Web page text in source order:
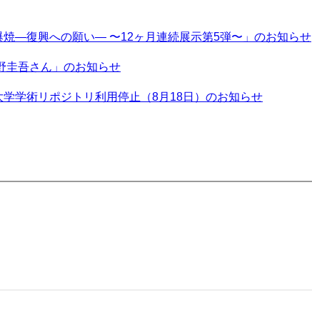
復興への願い― 〜12ヶ月連続展示第5弾〜」のお知らせ
吾さん」のお知らせ
学術リポジトリ利用停止（8月18日）のお知らせ